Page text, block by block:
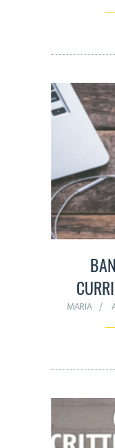
MARIA